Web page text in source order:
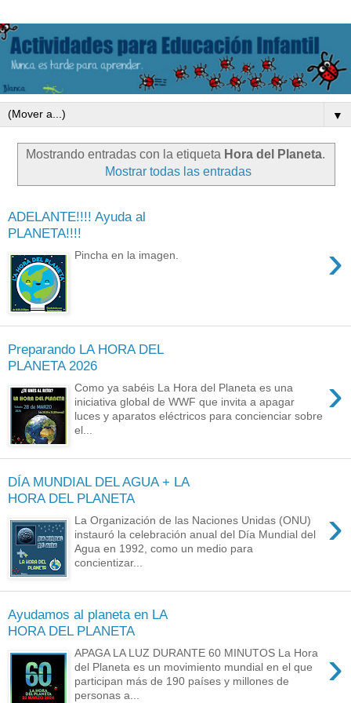
▼
Mostrando entradas con la etiqueta Hora del Planeta.
Mostrar todas las entradas
ADELANTE!!!! Ayuda al
PLANETA!!!!
›
Pincha en la imagen.
Preparando LA HORA DEL
PLANETA 2026
›
Como ya sabéis La Hora del Planeta es una
iniciativa global de WWF que invita a apagar
luces y aparatos eléctricos para concienciar sobre
el...
DÍA MUNDIAL DEL AGUA + LA
HORA DEL PLANETA
›
La Organización de las Naciones Unidas (ONU)
instauró la celebración anual del Día Mundial del
Agua en 1992, como un medio para
concientizar...
Ayudamos al planeta en LA
HORA DEL PLANETA
›
APAGA LA LUZ DURANTE 60 MINUTOS La Hora
del Planeta es un movimiento mundial en el que
participan más de 190 países y millones de
personas a...